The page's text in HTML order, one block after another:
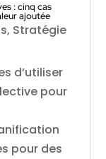
: cinq cas
ajoutée
, Stratégie
d’utiliser
pour
pour des